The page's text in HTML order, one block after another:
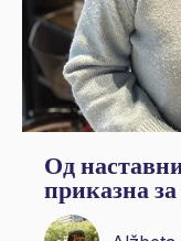
Од
приказна